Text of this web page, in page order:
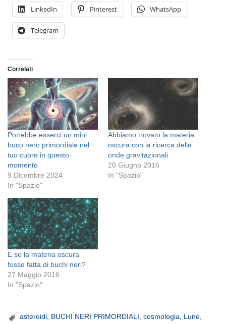
LinkedIn Pinterest WhatsApp
Telegram
Correlati
Potrebbe esserci un mini
buco nero primordiale nel
tuo cuore in questo
momento
9 Dicembre 2024
In "Spazio"
Abbiamo trovato la materia
oscura con la ricerca delle
onde gravitazionali
20 Giugno 2016
In "Spazio"
E se la materia oscura
fosse fatta di buchi neri?
27 Maggio 2016
In "Spazio"
asteroidi, BUCHI NERI PRIMORDIALI ,cosmologia, Lune,